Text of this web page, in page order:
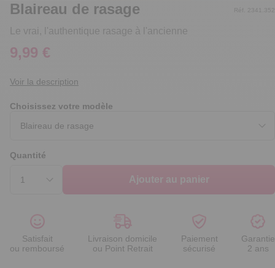
Blaireau de rasage
Le vrai, l'authentique rasage à l'ancienne
Réf. 2341.352
9,99 €
Voir la description
Choisissez votre modèle
Quantité
Ajouter au panier
Satisfait
ou remboursé
Livraison domicile
ou Point Retrait
Paiement
sécurisé
Garantie
2 ans